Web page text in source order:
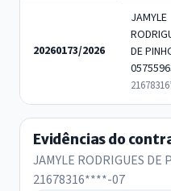
20260173/2026
JAMYLE
DE
Evidências do
JAMYLE RODRIGUES DE
21678316****-07